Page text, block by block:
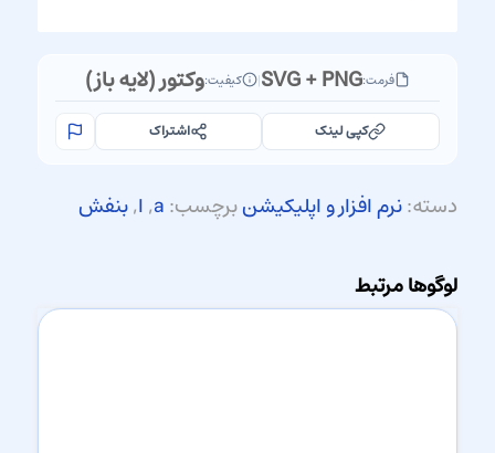
فرمت:SVG + PNG
| کیفیت:وکتور (لایه باز)
کپی لینک اشتراک
دسته:نرم افزار و اپلیکیشنبرچسب:a
,ا,بنفش
لوگوها مرتبط